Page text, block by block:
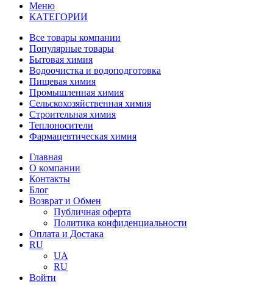
Меню
КАТЕГОРИИ
Все товары компании
Популярные товары
Бытовая химия
Водоочистка и водоподготовка
Пищевая химия
Промышленная химия
Сельскохозяйственная химия
Строительная химия
Теплоносители
Фармацевтическая химия
Главная
О компании
Контакты
Блог
Возврат и Обмен
Публичная оферта
Политика конфиденциальности
Оплата и Достака
RU
UA
RU
Войти